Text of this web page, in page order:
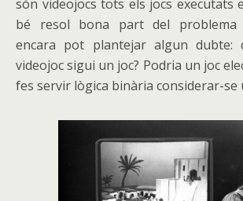
són videojocs tots els jocs executats
bé resol bona part del problema
encara pot plantejar algun
videojoc sigui un joc? Podria un joc
fes servir lògica binària considerar-se